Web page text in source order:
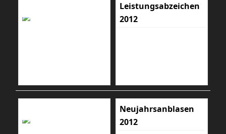
Leistungsabzeichen
2012
Neujahrsanblasen
2012